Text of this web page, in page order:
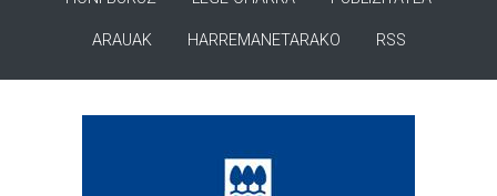
ARAUAK HARREMANETARAKO RSS